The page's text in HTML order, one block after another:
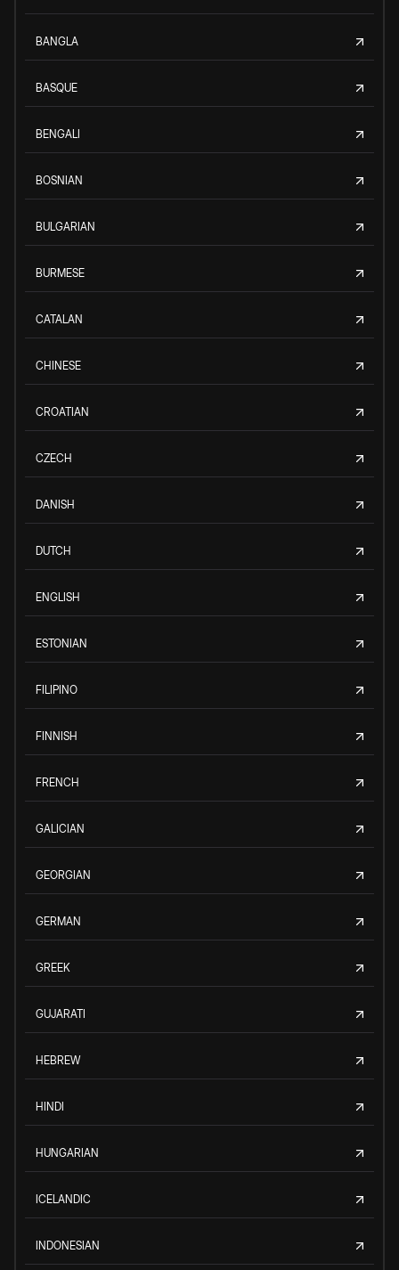
BANGLA
BASQUE
BENGALI
BOSNIAN
BULGARIAN
BURMESE
CATALAN
CHINESE
CROATIAN
CZECH
DANISH
DUTCH
ENGLISH
ESTONIAN
FILIPINO
FINNISH
FRENCH
GALICIAN
GEORGIAN
GERMAN
GREEK
GUJARATI
HEBREW
HINDI
HUNGARIAN
ICELANDIC
INDONESIAN